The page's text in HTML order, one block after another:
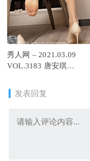
秀人网 – 2021.03.09
VOL.3183 唐安琪
发表回复